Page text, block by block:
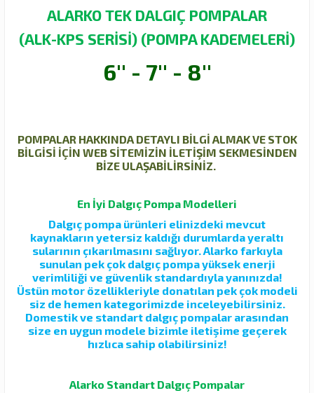
ALARKO TEK DALGIÇ POMPALAR
(ALK-KPS SERİSİ) (POMPA KADEMELERİ)
6'' - 7'' - 8''
POMPALAR HAKKINDA DETAYLI BİLGİ ALMAK VE STOK
BİLGİSİ İÇİN WEB SİTEMİZİN İLETİŞİM SEKMESİNDEN
BİZE ULAŞABİLİRSİNİZ.
En İyi Dalgıç Pompa Modelleri
Dalgıç pompa ürünleri elinizdeki mevcut
kaynakların yetersiz kaldığı durumlarda yeraltı
sularının çıkarılmasını sağlıyor. Alarko farkıyla
sunulan pek çok dalgıç pompa yüksek enerji
verimliliği ve güvenlik standardıyla yanınızda!
Üstün motor özellikleriyle donatılan pek çok modeli
siz de hemen kategorimizde inceleyebilirsiniz.
Domestik ve standart dalgıç pompalar arasından
size en uygun modele bizimle iletişime geçerek
hızlıca sahip olabilirsiniz!
Alarko Standart Dalgıç Pompalar